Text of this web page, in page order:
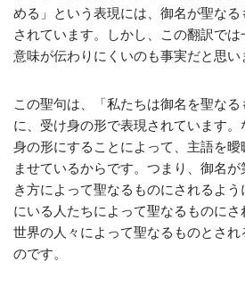
める」という表現には、御名が聖な
されています。しかし、この翻訳で
意味が伝わりにくいのも事実だと思い
この聖句は、「私たちは御名を聖な
に、受け身の形で表現されています
身の形にすることによって、主語を
ませているからです。つまり、御名
き方によって聖なるものにされるよう
にいる人たちによって聖なるものに
世界の人々によって聖なるものとされ
のです。